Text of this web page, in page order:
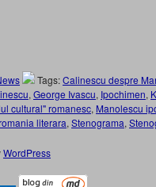
Tags:Calinescu despre
, George Ivascu, Ipochimen,
cultural" romanesc, Manolescu
literara, Stenograma,
WordPress